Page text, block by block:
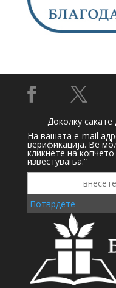
 
Доколку
На вашата e-mail
верификација. Ве
кликнете на
известувања.“
Потврдете